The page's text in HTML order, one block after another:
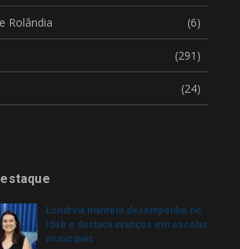
Rolândia (6)
(291)
(24)
Londrina mantém desempenho no
Ideb e destaca avanços em escolas
municipais